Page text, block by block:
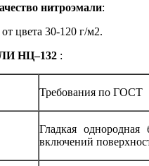
нитроэмали:
цвета 30-120 г/м2.
НЦ–132 :
Требования по ГОСТ
Гладкая
включений